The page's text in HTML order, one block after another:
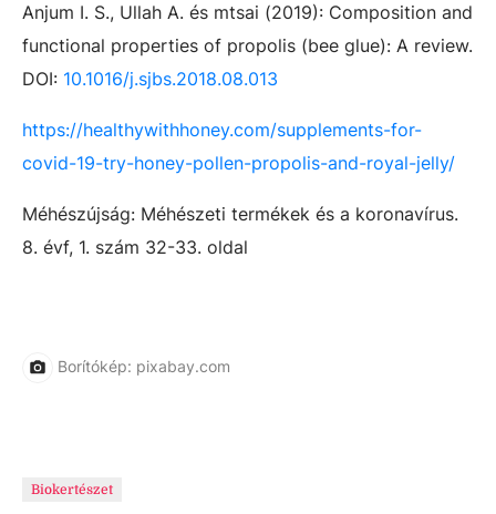
Anjum I. S., Ullah A. és mtsai (2019): Composition and
functional properties of propolis (bee glue): A review.
DOI: 10.1016/j.sjbs.2018.08.013
https://healthywithhoney.com/supplements-for-
covid-19-try-honey-pollen-propolis-and-royal-jelly/
Méhészújság: Méhészeti termékek és a koronavírus.
8. évf, 1. szám 32-33. oldal
Borítókép: pixabay.com
Biokertészet